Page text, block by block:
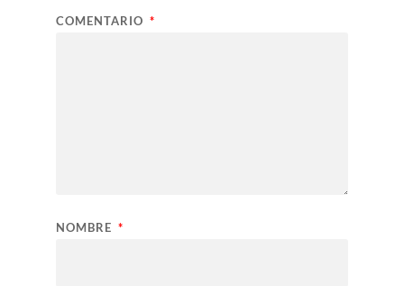
COMENTARIO *
NOMBRE *